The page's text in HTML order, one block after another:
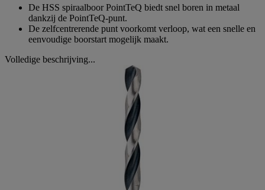
De HSS spiraalboor PointTeQ biedt snel boren in metaal
dankzij de PointTeQ-punt.
De zelfcentrerende punt voorkomt verloop, wat een snelle en
eenvoudige boorstart mogelijk maakt.
Volledige beschrijving...